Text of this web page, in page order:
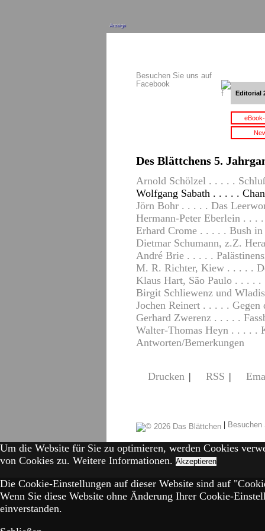
Anzeige
Besuchen Sie uns auf
Facebook
Editorial
Des Blättchens 5.
Arnold Schölzel . . . . .
Wolfgang Sabath . . . . .
Jörn Bohr . . . . . Das
Hermann-Peter Eberlein . . .
Erhard Crome . . . . . Bush
Dietmar Schumann, z.Z.
André Brie . . . . .
M. R. Richter, Kiew . . . . .
Klaus Hart, São Paulo . . . . .
Birgit Schliewenz und
Jochen Reinert . . . . .
Gerhard Zwerenz . . . . .
Walter-Thomas Heyn . . . . .
Antworten/Bemerkungen
Drucken | RSS |
|
Um die Website für Sie zu optimieren, werden Cookies
von Cookies zu. Weitere Informationen. Akzeptieren
Die Cookie-Einstellungen auf dieser Website sind auf
Wenn Sie diese Website ohne Änderung Ihrer Cookie-
einverstanden.